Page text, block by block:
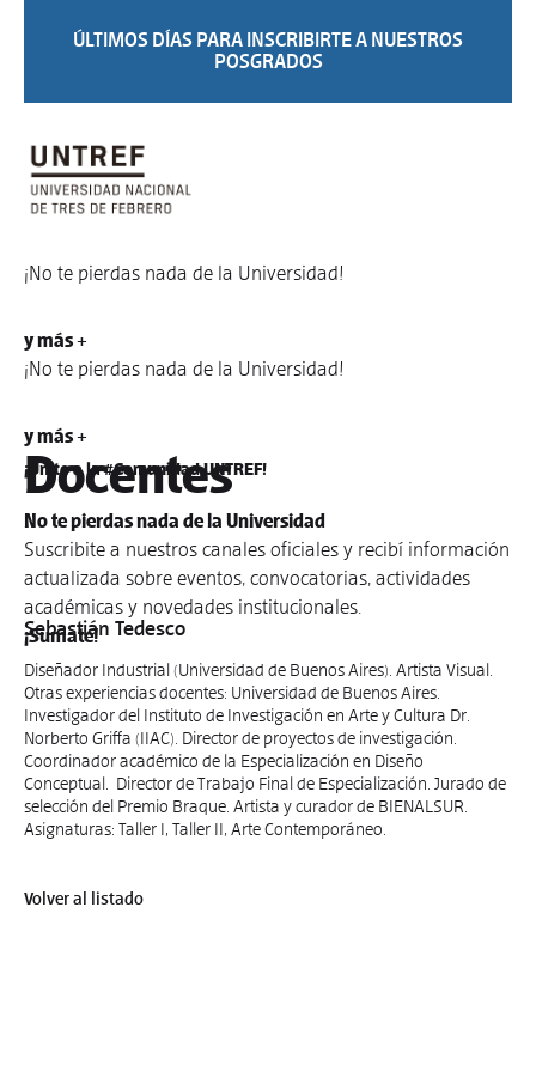
ÚLTIMOS DÍAS PARA INSCRIBIRTE A NUESTROS
POSGRADOS
¡No te pierdas nada de la Universidad!
y más +
¡No te pierdas nada de la Universidad!
y más +
¡Unite a la #Comunidad UNTREF!
No te pierdas nada de la Universidad
Suscribite a nuestros canales oficiales y recibí información
actualizada sobre eventos, convocatorias, actividades
académicas y novedades institucionales.
¡Sumate!
Docentes
Sebastián Tedesco
Diseñador Industrial (Universidad de Buenos Aires). Artista Visual.
Otras experiencias docentes: Universidad de Buenos Aires.
Investigador del Instituto de Investigación en Arte y Cultura Dr.
Norberto Griffa (IIAC). Director de proyectos de investigación.
Coordinador académico de la Especialización en Diseño
Conceptual. Director de Trabajo Final de Especialización. Jurado de
selección del Premio Braque. Artista y curador de BIENALSUR.
Asignaturas: Taller I, Taller II, Arte Contemporáneo.
Volver al listado